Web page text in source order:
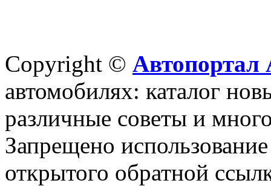
Copyright © Автопортал
автомобилях: каталог
различные советы и
Запрещено
открытого обратной